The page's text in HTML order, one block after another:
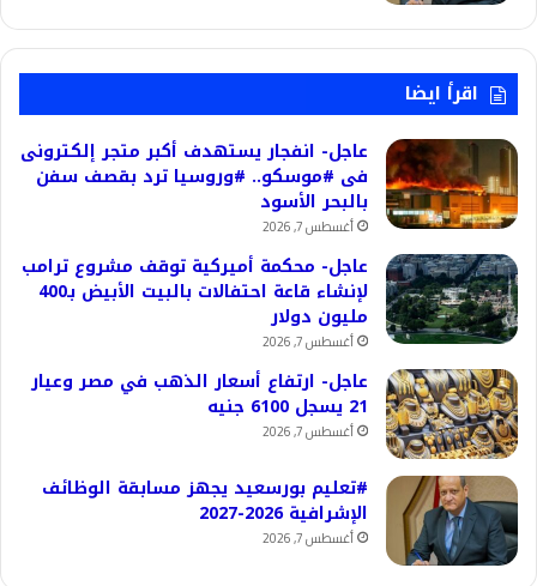
اقرأ ايضا
عاجل- انفجار يستهدف أكبر متجر إلكترونى
فى #موسكو.. #وروسيا ترد بقصف سفن
بالبحر الأسود
أغسطس 7, 2026
عاجل- محكمة أميركية توقف مشروع ترامب
لإنشاء قاعة احتفالات بالبيت الأبيض بـ400
مليون دولار
أغسطس 7, 2026
عاجل- ارتفاع أسعار الذهب في مصر وعيار
21 يسجل 6100 جنيه
أغسطس 7, 2026
#تعليم بورسعيد يجهز مسابقة الوظائف
الإشرافية 2026-2027
أغسطس 7, 2026